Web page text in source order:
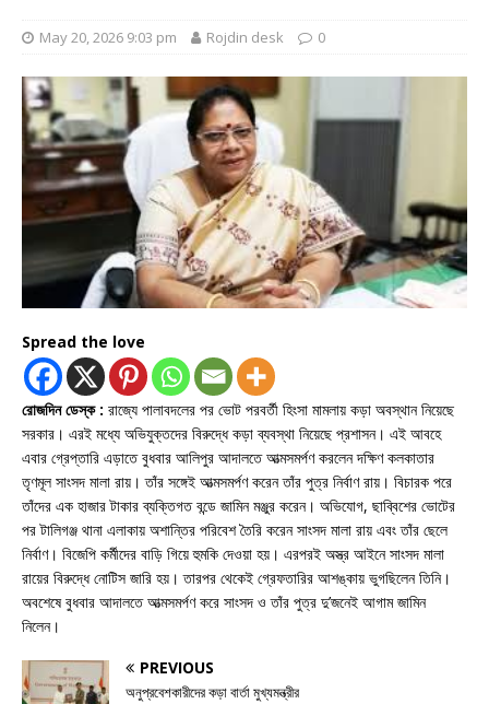
May 20, 2026 9:03 pm Rojdin desk 0
Spread the love
রোজদিন ডেস্ক : রাজ্যে পালাবদলের পর ভোট পরবর্তী হিংসা মামলায় কড়া অবস্থান নিয়েছে
সরকার। এরই মধ্যে অভিযুক্তদের বিরুদ্ধে কড়া ব্যবস্থা নিয়েছে প্রশাসন। এই আবহে
এবার গ্রেপ্তারি এড়াতে বুধবার আলিপুর আদালতে আত্মসমর্পণ করলেন দক্ষিণ কলকাতার
তৃণমূল সাংসদ মালা রায়। তাঁর সঙ্গেই আত্মসমর্পণ করেন তাঁর পুত্র নির্বাণ রায়। বিচারক পরে
তাঁদের এক হাজার টাকার ব্যক্তিগত বন্ডে জামিন মঞ্জুর করেন। অভিযোগ, ছাব্বিশের ভোটের
পর টালিগঞ্জ থানা এলাকায় অশান্তির পরিবেশ তৈরি করেন সাংসদ মালা রায় এবং তাঁর ছেলে
নির্বাণ। বিজেপি কর্মীদের বাড়ি গিয়ে হুমকি দেওয়া হয়। এরপরই অস্ত্র আইনে সাংসদ মালা
রায়ের বিরুদ্ধে নোটিস জারি হয়। তারপর থেকেই গ্রেফতারির আশঙ্কায় ভুগছিলেন তিনি।
অবশেষে বুধবার আদালতে আত্মসমর্পণ করে সাংসদ ও তাঁর পুত্র দু’জনেই আগাম জামিন
নিলেন।
PREVIOUS
অনুপ্রবেশকারীদের কড়া বার্তা মুখ্যমন্ত্রীর